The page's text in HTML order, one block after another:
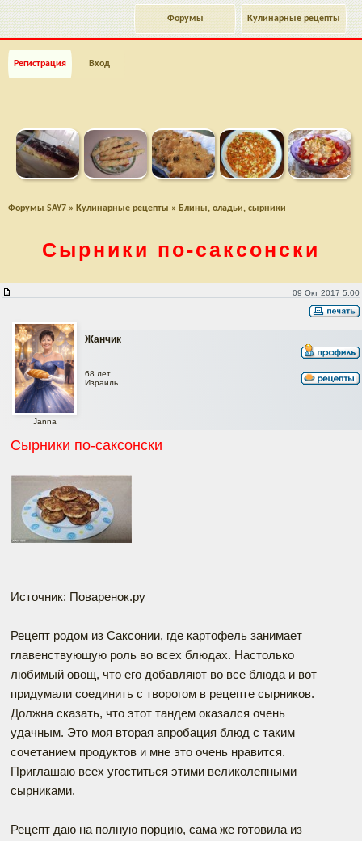
Кулинарные рецепты
Форумы
Регистрация Вход
Форумы SAY7 » Кулинарные рецепты » Блины, оладьи, сырники
Сырники по-саксонски
09 Окт 2017 5:00
Жанчик
Janna
68 лет
Израиль
Сырники по-саксонски
Источник: Поваренок.ру
Рецепт родом из Саксонии, где картофель занимает
главенствующую роль во всех блюдах. Настолько
любимый овощ, что его добавляют во все блюда и вот
придумали соединить с творогом в рецепте сырников.
Должна сказать, что этот тандем оказался очень
удачным. Это моя вторая апробация блюд с таким
сочетанием продуктов и мне это очень нравится.
Приглашаю всех угоститься этими великолепными
сырниками.
Рецепт даю на полную порцию, сама же готовила из